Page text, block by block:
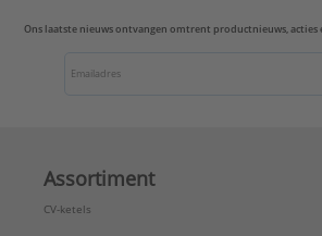
Serie:
LS range
Ons laatste nieuws ontvangen omtrent productnieuws, acties
Assortiment
CV-ketels